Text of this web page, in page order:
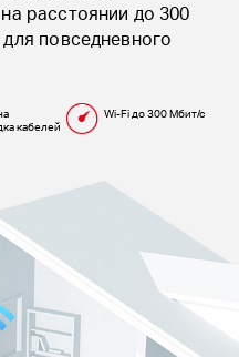
расстоянии до 300
повседневного
кабелей
Wi-Fi до 300 Мбит/с